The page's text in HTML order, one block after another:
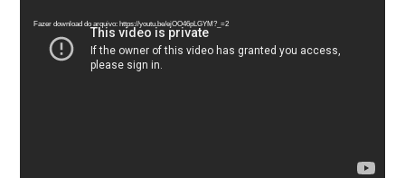
vídeo
Fazer download do arquivo: https://youtu.be/ejOO46pLGYM?_=2